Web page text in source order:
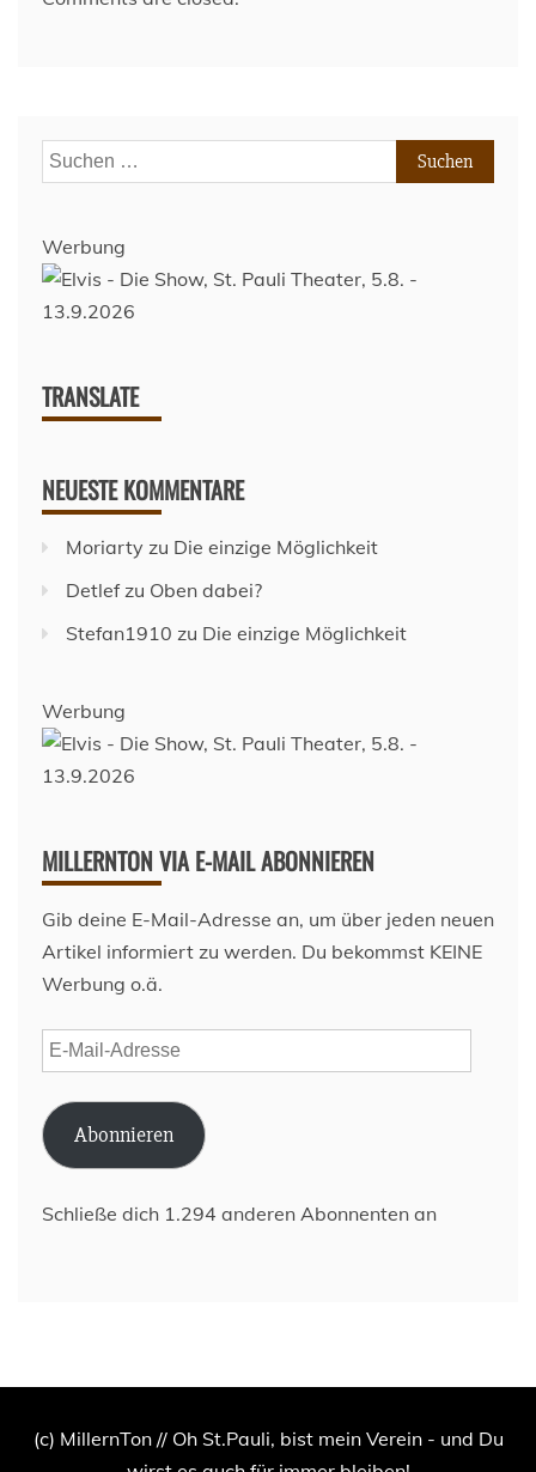
Suchen
nach:
Werbung
TRANSLATE
NEUESTE KOMMENTARE
Moriarty zu Die einzige Möglichkeit
Detlefzu Oben dabei?
Stefan1910 zu Die einzige Möglichkeit
Werbung
MILLERNTON VIA E-MAIL ABONNIEREN
Gib deine E-Mail-Adresse an, um über jeden neuen
Artikel informiert zu werden. Du bekommst KEINE
Werbung o.ä.
E-
Mail-
Adresse
Abonnieren
Schließe dich 1.294 anderen Abonnenten an
(c) MillernTon // Oh St.Pauli, bist mein Verein - und Du